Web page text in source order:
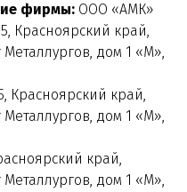
фирмы: ООО «АМК»
Красноярский край,
дом 1 «М»,
Красноярский край,
дом 1 «М»,
край,
дом 1 «М»,